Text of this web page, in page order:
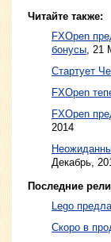
Читайте также:
FXOpen
бонусы 21
Стартует
FXOpen
FXOpen
2014
Декабрь,
Последние
Lego
Скоро в